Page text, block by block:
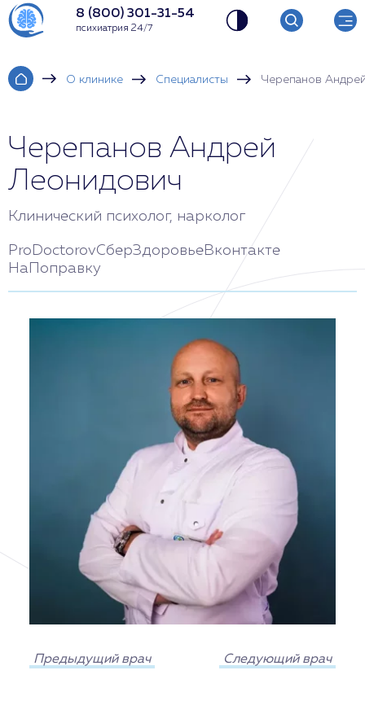
8 (800) 301-31-54
психиатрия 24/7
О клинике Специалисты Черепанов
Черепанов Андрей
Леонидович
Клинический психолог, нарколог
ProDoctorovСберЗдоровьеВконтакте
НаПоправку
Следующий врач
Предыдущий врач